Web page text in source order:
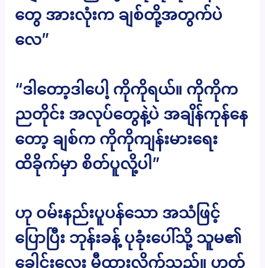
တွေ အားလုံးက ချစ်တို့အတွက်ပဲ
လေ”
“ဒါတော့ဒါပေါ့ ကိုကိုရယ်။ ကိုကိုက
ညတိုင်း အလုပ်တွေနဲ့ပဲ အချိန်ကုန်နေ
တော့ ချစ်က ကိုကိုကျန်းမားရေး
ထိခိုက်မှာ စိတ်ပူလို့ပါ”
ဟု ဝမ်းနည်းပူပန်သော အသံဖြင့်
ပြောပြီး ဘုန်းခန့် ပုခုံးပေါ်သို့ သူမ၏
ခေါင်းလေး မှီထားလိုက်သည်။ ဟုတ်